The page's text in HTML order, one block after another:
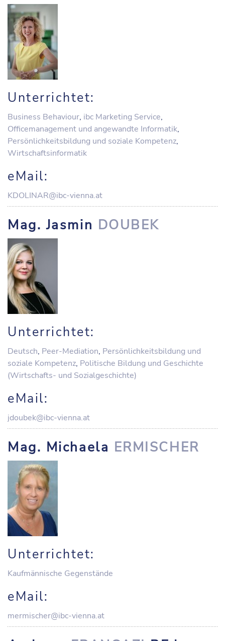
Unterrichtet:
Business Behaviour, ibc Marketing Service,
Officemanagement und angewandte Informatik,
Persönlichkeitsbildung und soziale Kompetenz,
Wirtschaftsinformatik
eMail:
KDOLINAR@ibc-vienna.at
Mag. Jasmin DOUBEK
Unterrichtet:
Deutsch, Peer-Mediation, Persönlichkeitsbildung und
soziale Kompetenz, Politische Bildung und Geschichte
(Wirtschafts- und Sozialgeschichte)
eMail:
jdoubek@ibc-vienna.at
Mag. Michaela ERMISCHER
Unterrichtet:
Kaufmännische Gegenstände
eMail:
mermischer@ibc-vienna.at